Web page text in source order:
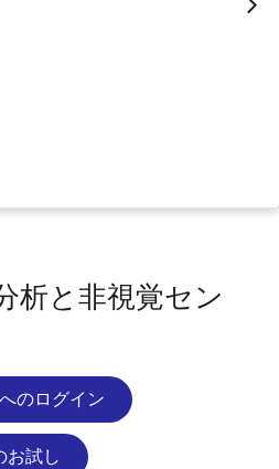
：
析と非視覚セン
のログイン
お試し